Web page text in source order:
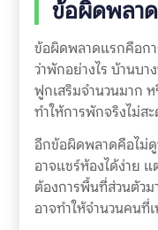
ข้อผิดพลา
ข้อผิดพลาดแรกคือก
ว่าพักอย่างไร บ้านบ
ฟูกเสริมจำนวนมาก
ทำให้การพักจริงไม่ส
อีกข้อผิดพลาดคือไม่
อาจแชร์ห้องได้ง่าย
ต้องการพื้นที่ส่วนตัว
อาจทำให้จำนวนคนที่